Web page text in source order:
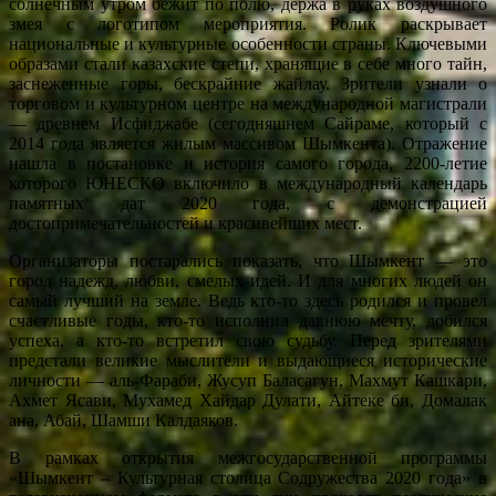
змея с логотипом мероприятия. Ролик раскрывает
национальные и культурные особенности страны. Ключевыми
образами стали казахские степи, хранящие в себе много тайн,
заснеженные горы, бескрайние жайлау. Зрители узнали о
торговом и культурном центре на международной магистрали
— древнем Исфиджабе (сегодняшнем Сайраме, который с
2014 года является жилым массивом Шымкента). Отражение
нашла в постановке и история самого города, 2200-летие
которого ЮНЕСКО включило в международный календарь
памятных дат 2020 года, с демонстрацией
достопримечательностей и красивейших мест.
Организаторы постарались показать, что Шымкент — это
город надежд, любви, смелых идей. И для многих людей он
самый лучший на земле. Ведь кто-то здесь родился и провел
счастливые годы, кто-то исполнил давнюю мечту, добился
успеха, а кто-то встретил свою судьбу. Перед зрителями
предстали великие мыслители и выдающиеся исторические
личности — аль-Фараби, Жусуп Баласагун, Махмут Кашкари,
Ахмет Ясави, Мухамед Хайдар Дулати, Айтеке би, Домалак
ана, Абай, Шамши Калдаяков.
В рамках открытия межгосударственной программы
«Шымкент – Культурная столица Содружества 2020 года» в